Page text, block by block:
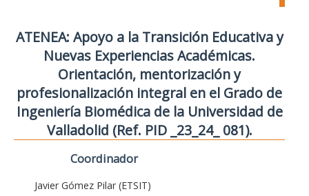
ATENEA: Apoyo a la Transición Educativa y
Nuevas Experiencias Académicas.
Orientación, mentorización y
profesionalización integral en el Grado de
Ingeniería Biomédica de la Universidad de
Valladolid (Ref. PID _23_24_ 081).
Coordinador
Javier Gómez Pilar (ETSIT)